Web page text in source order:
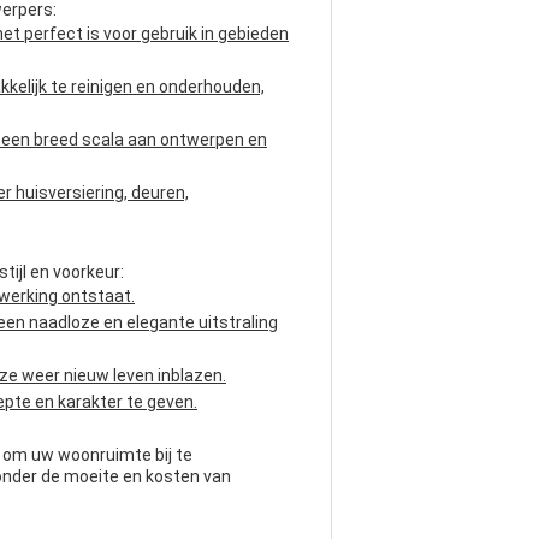
perfect is voor gebruik in gebieden
te reinigen en onderhouden,
breed scala aan ontwerpen en
huisversiering, deuren,
en voorkeur:
ontstaat.
naadloze en elegante uitstraling
weer nieuw leven inblazen.
en karakter te geven.
uw woonruimte bij te
de moeite en kosten van